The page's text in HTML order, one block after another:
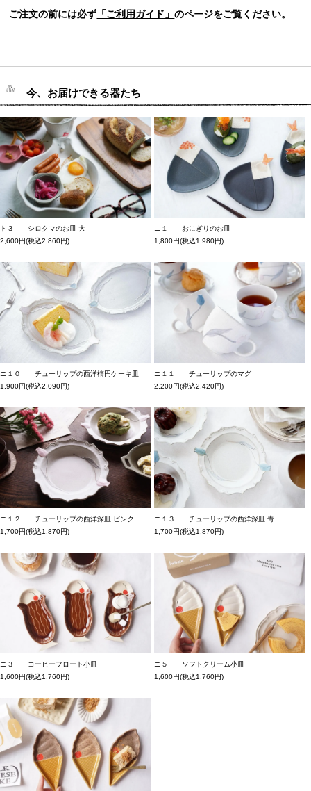
ご注文の前には必ず 「ご利用ガイド」のページをご覧ください。
今、お届けできる器たち
ト３ シロクマのお皿 大
2,600円(税込2,860円)
ニ１ おにぎりのお皿
1,800円(税込1,980円)
ニ１０ チューリップの西洋楕円ケーキ皿
1,900円(税込2,090円)
ニ１１ チューリップのマグ
2,200円(税込2,420円)
ニ１２ チューリップの西洋深皿 ピンク
1,700円(税込1,870円)
ニ１３ チューリップの西洋深皿 青
1,700円(税込1,870円)
ニ３ コーヒーフロート小皿
1,600円(税込1,760円)
ニ５ ソフトクリーム小皿
1,600円(税込1,760円)